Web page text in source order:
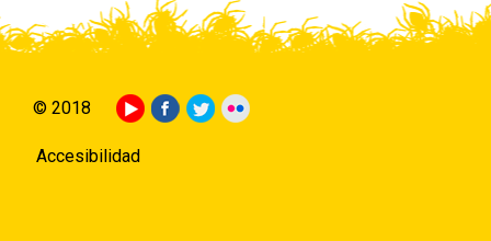
© 2018
Accesibilidad